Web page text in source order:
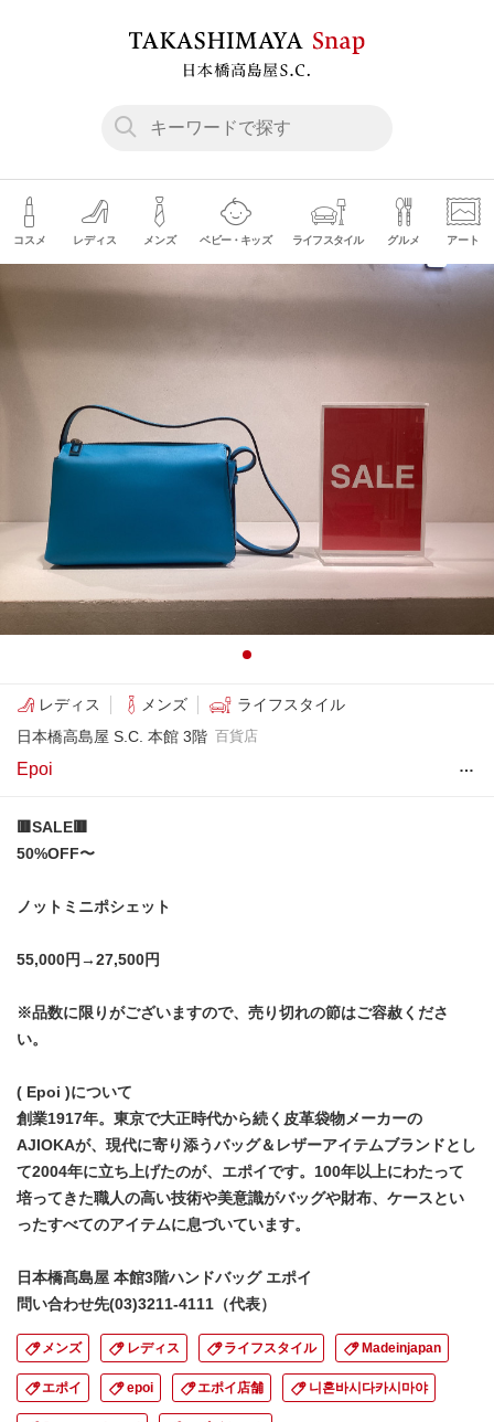
コスメ レディス メンズ ベビー・キッズ ライフスタイル グルメ アート
レディス メンズ
ライフスタイル
日本橋高島屋 S.C. 本館 3階 百貨店
Epoi …
🟥SALE🟥
50%OFF〜
ノットミニポシェット
55,000円→27,500円
※品数に限りがございますので、売り切れの節はご容赦くださ
い。
( Epoi )について
創業1917年。東京で大正時代から続く皮革袋物メーカーの
AJIOKAが、現代に寄り添うバッグ＆レザーアイテムブランドとし
て2004年に立ち上げたのが、エポイです。100年以上にわたって
培ってきた職人の高い技術や美意識がバッグや財布、ケースとい
ったすべてのアイテムに息づいています。
日本橋髙島屋 本館3階ハンドバッグ エポイ
問い合わせ先(03)3211-4111（代表）
メンズ レディス ライフスタイル Madeinjapan
エポイ epoi エポイ店舗 니혼바시다카시마야